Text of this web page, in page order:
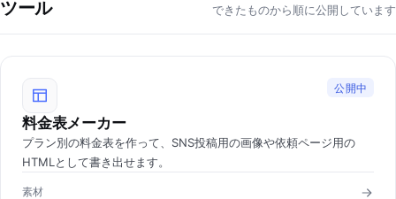
ツール できたものから順に公開しています
公開中
料金表メーカー
プラン別の料金表を作って、SNS投稿用の画像や依頼ページ用の
HTMLとして書き出せます。
素材